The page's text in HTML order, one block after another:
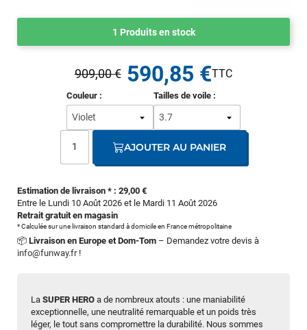
La SUPER HERO a de nombreux atouts : une maniabilité
exceptionnelle, une neutralité remarquable et un poids très
léger, le tout sans compromettre la durabilité. Nous sommes
1 Produits en stock
Estimation de livraison * : 29,00 €
Entre le Lundi 10 Août 2026 et le Mardi 11 Août 2026
Retrait gratuit en magasin
* Calculée sur une livraison standard à domicile en France métropolitaine
📦 Livraison en Europe et Dom-Tom – Demandez votre devis à
info@funway.fr!
Couleur : Tailles de voile :
909,00 € 590,85 €
AJOUTER AU PANIER